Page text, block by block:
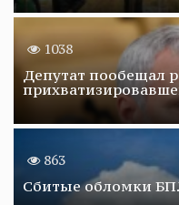
1038
Депутат пообещал
863
Сбитые обломки